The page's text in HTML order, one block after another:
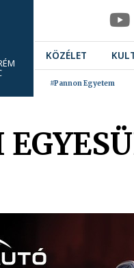
KÖZÉLET
#Pannon Egyetem